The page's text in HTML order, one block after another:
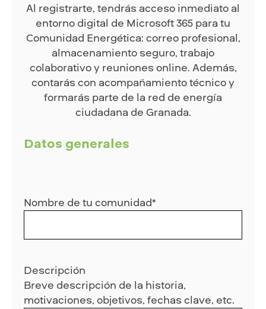
Al registrarte, tendrás acceso inmediato al
entorno digital de Microsoft 365 para tu
Comunidad Energética: correo profesional,
almacenamiento seguro, trabajo
colaborativo y reuniones online. Además,
contarás con acompañamiento técnico y
formarás parte de la red de energía
ciudadana de Granada.
Datos generales
Nombre de tu comunidad*
Descripción
Breve descripción de la historia,
motivaciones, objetivos, fechas clave, etc.